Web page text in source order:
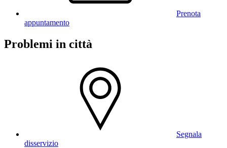
Prenota
appuntamento
Problemi in città
Segnala
disservizio